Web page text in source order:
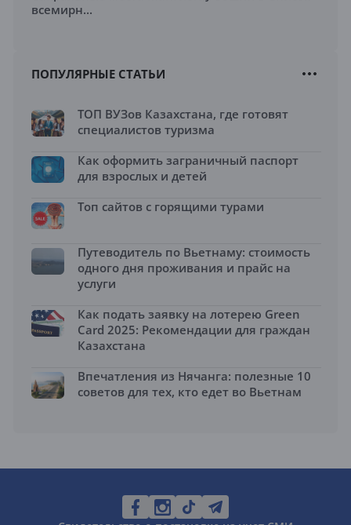
всемирн...
ПОПУЛЯРНЫЕ СТАТЬИ
ТОП ВУЗов Казахстана, где готовят
специалистов туризма
Как оформить заграничный паспорт
для взрослых и детей
Топ сайтов с горящими турами
Путеводитель по Вьетнаму: стоимость
одного дня проживания и прайс на
услуги
Как подать заявку на лотерею Green
Card 2025: Рекомендации для граждан
Казахстана
Впечатления из Нячанга: полезные 10
советов для тех, кто едет во Вьетнам